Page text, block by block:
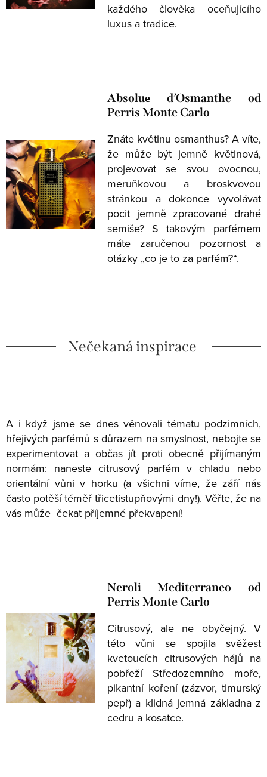
každého člověka oceňujícího
luxus a tradice.
Absoluе d’Osmanthe od
Perris Monte Carlo
Znáte květinu osmanthus? A víte,
že může být jemně květinová,
projevovat se svou ovocnou,
meruňkovou a broskvovou
stránkou a dokonce vyvolávat
pocit jemně zpracované drahé
semiše? S takovým parfémem
máte zaručenou pozornost a
otázky „co je to za parfém?“.
Nečekaná inspirace
A i když jsme se dnes věnovali tématu podzimních,
hřejivých parfémů s důrazem na smyslnost, nebojte se
experimentovat a občas jít proti obecně přijímaným
normám: naneste citrusový parfém v chladu nebo
orientální vůni v horku (a všichni víme, že září nás
často potěší téměř třicetistupňovými dny!). Věřte, že na
vás může čekat příjemné překvapení!
Neroli Mediterraneo od
Perris Monte Carlo
Citrusový, ale ne obyčejný. V
této vůni se spojila svěžest
kvetoucích citrusových hájů na
pobřeží Středozemního moře,
pikantní koření (zázvor, timurský
pepř) a klidná jemná základna z
cedru a kosatce.